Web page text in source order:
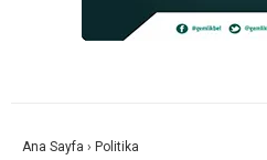
Ana Sayfa › Politika